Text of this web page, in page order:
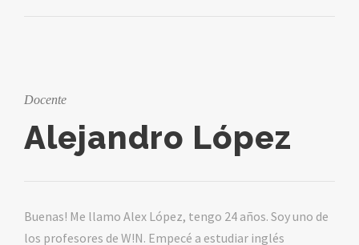
Docente
Alejandro López
Buenas! Me llamo Alex López, tengo 24 años. Soy uno de
los profesores de W!N. Empecé a estudiar inglés